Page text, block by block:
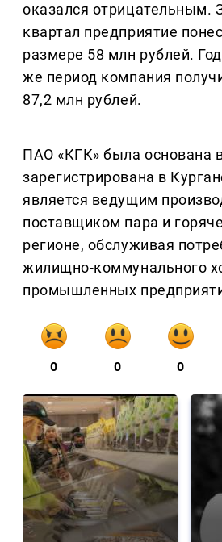
оказался отрицательным.
квартал предприятие
размере 58 млн рублей.
же период компания
87,2 млн рублей.
ПАО «КГК» была основана
зарегистрирована в
является ведущим
поставщиком пара и
регионе, обслуживая
жилищно-коммунального
промышленных
0 0 0